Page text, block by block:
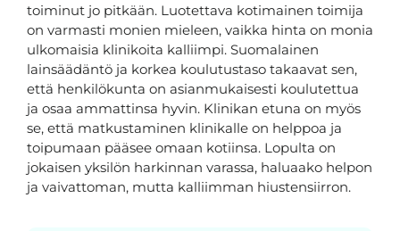
toiminut jo pitkään. Luotettava kotimainen toimija
on varmasti monien mieleen, vaikka hinta on monia
ulkomaisia klinikoita kalliimpi. Suomalainen
lainsäädäntö ja korkea koulutustaso takaavat sen,
että henkilökunta on asianmukaisesti koulutettua
ja osaa ammattinsa hyvin. Klinikan etuna on myös
se, että matkustaminen klinikalle on helppoa ja
toipumaan pääsee omaan kotiinsa. Lopulta on
jokaisen yksilön harkinnan varassa, haluaako helpon
ja vaivattoman, mutta kalliimman hiustensiirron.